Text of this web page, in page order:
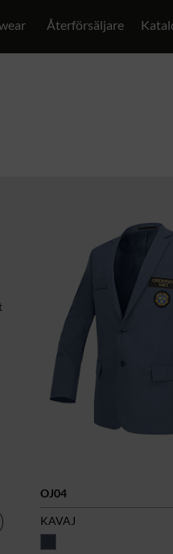
Återförsäljare
OJ04
KAVAJ